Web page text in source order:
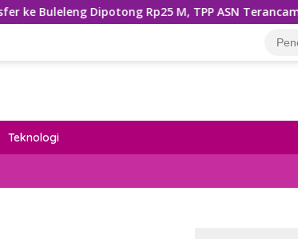
Rp25 M, TPP ASN Terancam Tergerus
Teknologi